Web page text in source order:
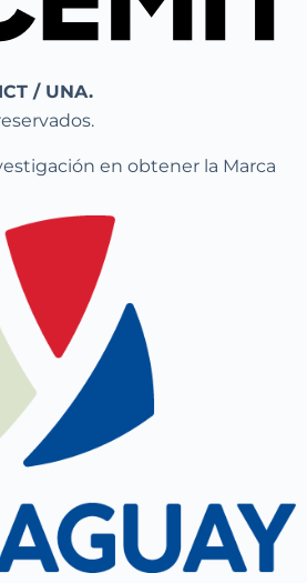
/ UNA.
en obtener la Marca